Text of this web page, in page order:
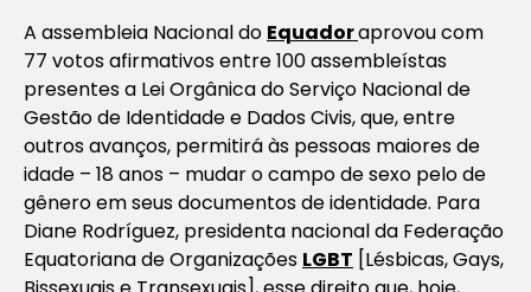
A assembleia Nacional do Equadoraprovou com
77 votos afirmativos entre 100 assembleístas
presentes a Lei Orgânica do Serviço Nacional de
Gestão de Identidade e Dados Civis, que, entre
outros avanços, permitirá às pessoas maiores de
idade – 18 anos – mudar o campo de sexo pelo de
gênero em seus documentos de identidade. Para
Diane Rodríguez, presidenta nacional da Federação
Equatoriana de Organizações LGBT [Lésbicas, Gays,